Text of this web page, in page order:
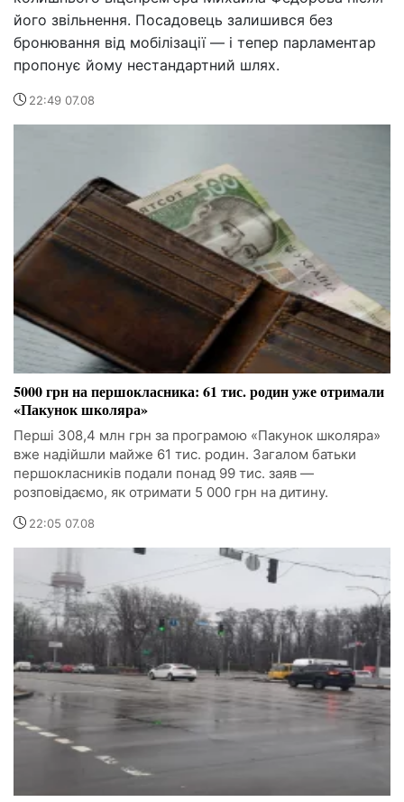
його звільнення. Посадовець залишився без
бронювання від мобілізації — і тепер парламентар
пропонує йому нестандартний шлях.
22:49 07.08
5000 грн на першокласника: 61 тис. родин уже отримали
«Пакунок школяра»
Перші 308,4 млн грн за програмою «Пакунок школяра»
вже надійшли майже 61 тис. родин. Загалом батьки
першокласників подали понад 99 тис. заяв —
розповідаємо, як отримати 5 000 грн на дитину.
22:05 07.08